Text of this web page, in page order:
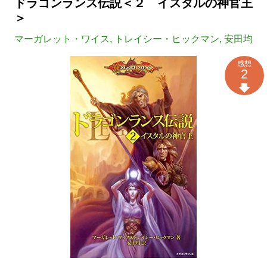
ドラゴンランス伝説＜２ イスタルの神官王
＞
マーガレット・ワイス, トレイシー・ヒックマン, 安田均
感想
2